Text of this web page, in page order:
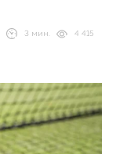
3 мин. 4 415